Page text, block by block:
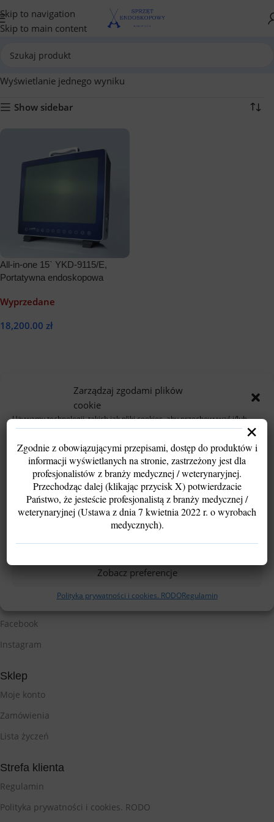
Zarządzaj zgodami plików
cookie
Używamy technologii, takich jak pliki cookies, aby przechowywać i/lub
uzyskiwać dostęp do informacji o urządzeniu. Robimy to w celu poprawy
niespersonalizowanych reklam.
Wyrażenie zgody pozwoli nam przetwarzać dane, takie jak zachowanie
podczas przeglądania lub unikalne identyfikatory. Brak zgody lub jej
wycofanie może ograniczyć funkcjonalność strony.
Akceptuję
Odmów
Zobacz preferencje
Polityka prywatności i cookies. RODORegulamin
Skip to navigation
Skip to main content
Wyświetlanie jednego wyniku
Show sidebar
All-in-one 15` YKD-9115/E,
Portatywna endoskopowa
Wyprzedane
18,200.00 zł
Śledź nas
Facebook
Instagram
Sklep
Moje konto
Zamówienia
Lista życzeń
Strefa klienta
Regulamin
Polityka prywatności i cookies. RODO
Zgodnie z obowiązującymi przepisami, dostęp do produktów i
informacji wyświetlanych na stronie, zastrzeżony jest dla
profesjonalistów z branży medycznej / weterynaryjnej.
Przechodząc dalej (klikając przycisk X) potwierdzacie
Państwo, że jesteście profesjonalistą z branży medycznej /
weterynaryjnej (Ustawa z dnia 7 kwietnia 2022 r. o wyrobach
medycznych).
×